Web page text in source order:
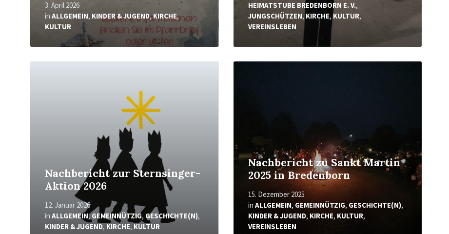
3. April 2026
in ALLGEMEIN, KINDER & JUGEND,KIRCHE,
KULTUR
HEIMATSTUBE BREDENBORN E. V.,
JUNGSCHÜTZEN, KIRCHE,KULTUR,
VEREINSLEBEN
Nachbericht zur Sternsinger-
Aktion 2026
12. Januar 2026
in ALLGEMEIN,GEMEINNÜTZIG, GESCHICHTE(N),
KINDER & JUGEND, KIRCHE, KULTUR
Mehr
Nachbericht zu Sankt Martin
2025 in Bredenborn
15. Dezember 2025
in ALLGEMEIN, GEMEINNÜTZIG, GESCHICHTE(N),
KINDER & JUGEND, KIRCHE, KULTUR,
VEREINSLEBEN
Mehr